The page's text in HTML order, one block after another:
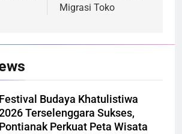
Migrasi Toko
Festival Budaya Khatulistiwa
Terselenggara Sukses,
Pontianak Perkuat Peta Wisata